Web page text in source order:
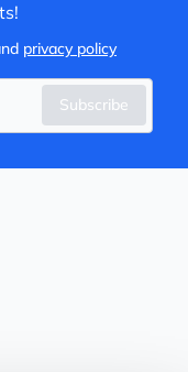
privacy policy
Subscribe